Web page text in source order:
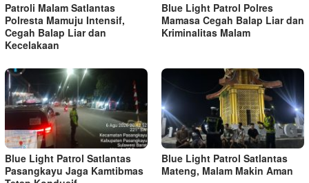
Patroli Malam Satlantas
Polresta Mamuju Intensif,
Cegah Balap Liar dan
Kecelakaan
Blue Light Patrol Polres
Mamasa Cegah Balap Liar dan
Kriminalitas Malam
Blue Light Patrol Satlantas
Pasangkayu Jaga Kamtibmas
Blue Light Patrol Satlantas
Mateng, Malam Makin Aman